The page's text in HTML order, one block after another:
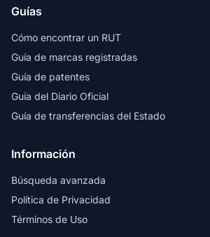
Guías
Cómo encontrar un RUT
Guía de marcas registradas
Guía de patentes
Guía del Diario Oficial
Guía de transferencias del Estado
Información
Búsqueda avanzada
Política de Privacidad
Términos de Uso